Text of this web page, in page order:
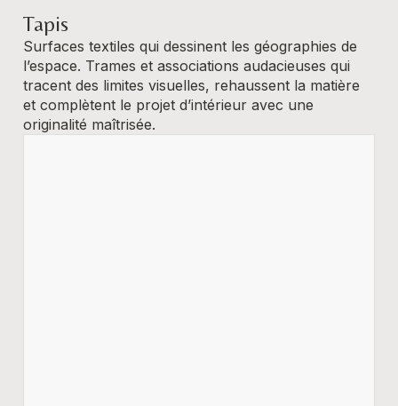
Tapis
Surfaces textiles qui dessinent les géographies de
l’espace. Trames et associations audacieuses qui
tracent des limites visuelles, rehaussent la matière
et complètent le projet d’intérieur avec une
originalité maîtrisée.